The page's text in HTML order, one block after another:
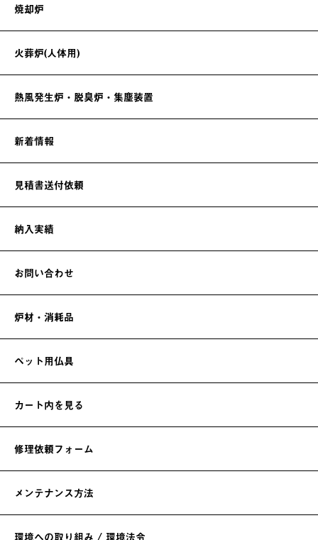
焼却炉
火葬炉(人体用)
熱風発生炉・脱臭炉・集塵装置
新着情報
見積書送付依頼
納入実績
お問い合わせ
炉材・消耗品
ペット用仏具
カート内を見る
修理依頼フォーム
メンテナンス方法
環境への取り組み / 環境法令